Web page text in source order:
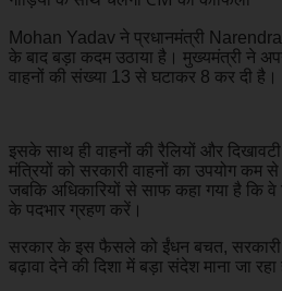
Mohan Yadav ने प्रधानमंत्री
के बाद बड़ा कदम उठाया है। मुख्यमंत्री ने
वाहनों की संख्या 13 से घटाकर 8 कर दी है।
इसके साथ ही वाहनों की रैलियों और
मंत्रियों को सरकारी वाहनों का उपयोग कम
जबकि अधिकारियों से साफ कहा गया है कि
के पदभार ग्रहण करें।
सरकार के इस फैसले को ईंधन बचत, सरकारी
बढ़ावा देने की दिशा में बड़ा संदेश माना जा रहा